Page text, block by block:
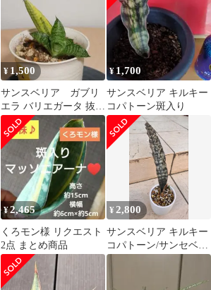
¥ 1,500
サンスベリア ガブリ
エラ バリエガータ 抜き
苗(2)
¥ 1,700
サンスベリア キルキー
コパトーン斑入り
¥2,465
くろモン様 リクエスト
2点 まとめ商品
¥ 2,800
サンスベリア キルキー
コパトーン/サンセベリ
ア